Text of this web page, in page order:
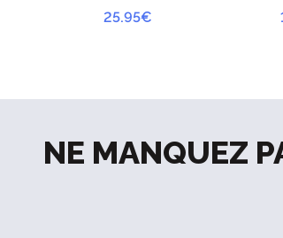
25.95€
NE MANQUEZ